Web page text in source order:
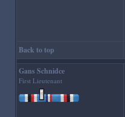
Back to top
Gans Schnidce
First Lieutenant